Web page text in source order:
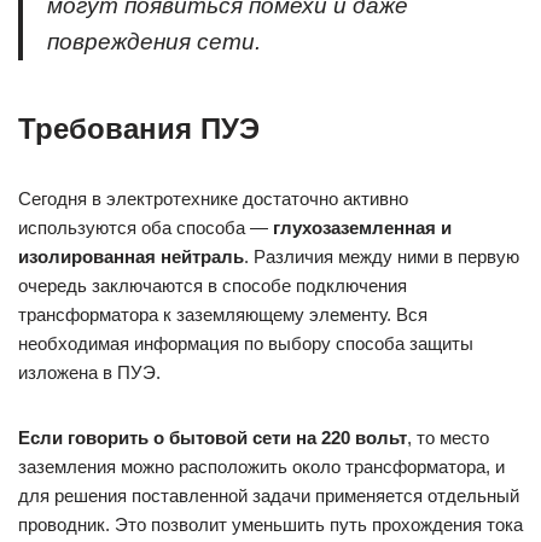
могут появиться помехи и даже
повреждения сети.
Требования ПУЭ
Сегодня в электротехнике достаточно активно
используются оба способа — глухозаземленная и
изолированная нейтраль. Различия между ними в первую
очередь заключаются в способе подключения
трансформатора к заземляющему элементу. Вся
необходимая информация по выбору способа защиты
изложена в ПУЭ.
Если говорить о бытовой сети на 220 вольт, то место
заземления можно расположить около трансформатора, и
для решения поставленной задачи применяется отдельный
проводник. Это позволит уменьшить путь прохождения тока